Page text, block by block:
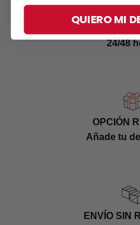
24/48
OPCIÓN
Añade tu
ENVÍO SIN
QUIERO MI